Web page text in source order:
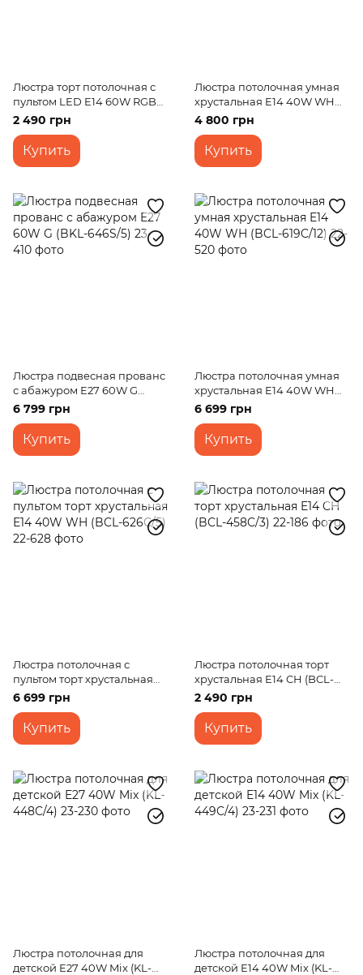
Люстра торт потолочная с
пультом LED E14 60W RGB
WH (BCL-651S/4)
2 490 грн
Купить
Люстра потолочная умная
хрустальная E14 40W WH
(BCL-616C/9)
4 800 грн
Купить
Люстра подвесная прованс
с абажуром E27 60W G
(BKL-646S/5)
6 799 грн
Купить
Люстра потолочная умная
хрустальная E14 40W WH
(BCL-619C/12)
6 699 грн
Купить
Люстра потолочная с
пультом торт хрустальная
E14 40W WH (BCL-626C/5)
6 699 грн
Купить
Люстра потолочная торт
хрустальная E14 CH (BCL-
458C/3)
2 490 грн
Купить
Люстра потолочная для
детской E27 40W Mix (KL-
Люстра потолочная для
детской E14 40W Mix (KL-